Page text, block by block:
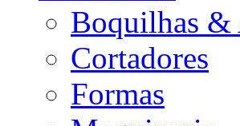
Boquilhas &
Cortadores
Formas